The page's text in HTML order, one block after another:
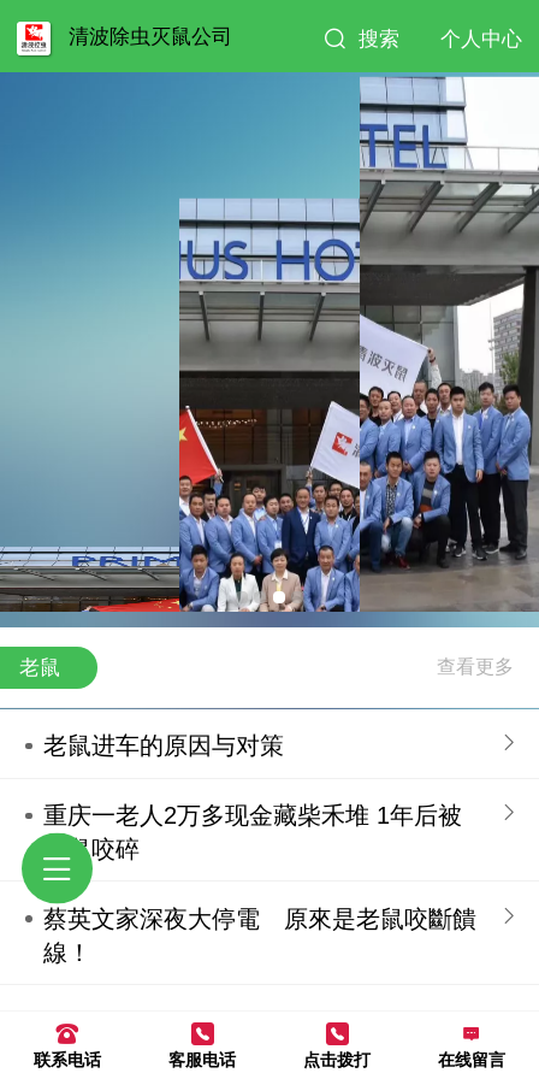
清波除虫灭鼠公司 搜索 个人中心
老鼠
老鼠进车的原因与对策
重庆一老人2万多现金藏柴禾堆 1年后被
老鼠咬碎
蔡英文家深夜大停電 原來是老鼠咬斷饋
線！
流行性出血热：老鼠传播，但并非鼠疫。
联系电话 客服电话 点击拨打 在线留言